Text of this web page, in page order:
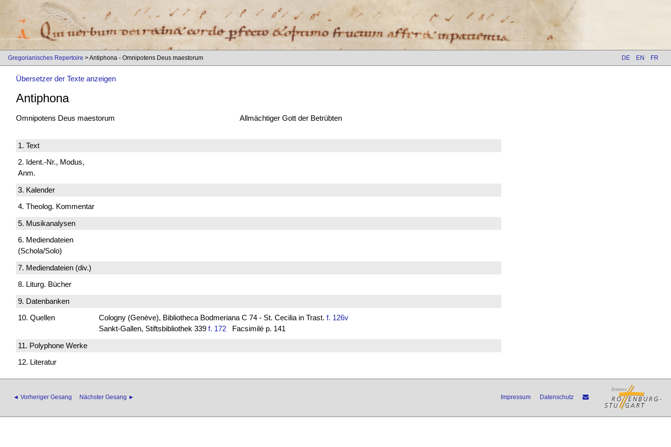
Gregorianisches Repertoire > Antiphona - Omnipotens Deus maestorum DE EN FR
Übersetzer der Texte anzeigen
Antiphona
Omnipotens Deus maestorum Allmächtiger Gott der Betrübten
1. Text
2. Ident.-Nr., Modus,
Anm.
3. Kalender
4. Theolog. Kommentar
5. Musikanalysen
6. Mediendateien
(Schola/Solo)
7. Mediendateien (div.)
8. Liturg. Bücher
9. Datenbanken
10. Quellen
Cologny (Genève), Bibliotheca Bodmeriana C 74 - St. Cecilia in Trast. f. 126v
Sankt-Gallen, Stiftsbibliothek 339 f. 172Facsimilé p. 141
11. Polyphone Werke
12. Literatur
◄ Vorheriger Gesang Nächster Gesang ► Impressum Datenschutz